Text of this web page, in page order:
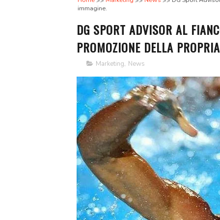
immagine.
DG SPORT ADVISOR AL
PROMOZIONE DELLA
Marketing, News